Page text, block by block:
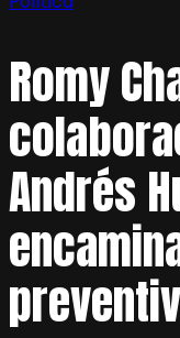
Romy
Andrés